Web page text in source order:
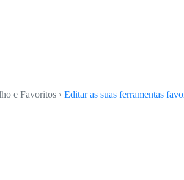
e Favoritos › Editar as suas ferramentas